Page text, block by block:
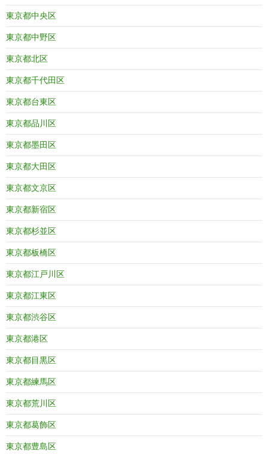
東京都中央区
東京都中野区
東京都北区
東京都千代田区
東京都台東区
東京都品川区
東京都墨田区
東京都大田区
東京都文京区
東京都新宿区
東京都杉並区
東京都板橋区
東京都江戸川区
東京都江東区
東京都渋谷区
東京都港区
東京都目黒区
東京都練馬区
東京都荒川区
東京都葛飾区
東京都豊島区